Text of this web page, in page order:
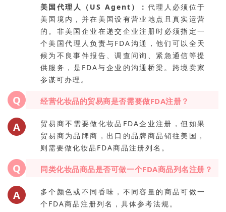
美国代理人（US Agent）： 代理人必须位于
美国境内，并在美国设有营业地点且真实运营
的。非美国企业在递交企业注册时必须指定一
个美国代理人负责与FDA沟通，他们可以全天
候为不良事件报告、调查问询、紧急通信等提
供服务，是FDA与企业的沟通桥梁。跨境卖家
参谋可办理。
Q 经营化妆品的贸易商是否需要做FDA注册？
A
贸易商不需要做化妆品FDA企业注册，但如果
贸易商为品牌商，出口的品牌商品销往美国，
则需要做化妆品FDA商品注册列名。
Q 同类化妆品商品是否可做一个FDA商品列名注册？
A
多个颜色或不同香味，不同容量的商品可做一
个FDA商品注册列名，具体参考法规。